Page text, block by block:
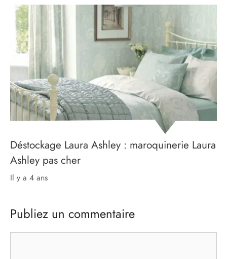
Déstockage Laura Ashley : maroquinerie Laura
Ashley pas cher
il y a 4 ans
Publiez un commentaire